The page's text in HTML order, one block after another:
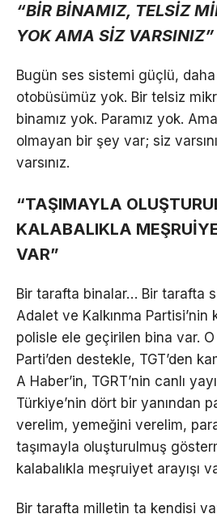
“BİR BİNAMIZ, TELSİZ
YOK AMA SİZ VARSINIZ”
Bugün ses sistemi güçlü,
otobüsümüz yok. Bir telsiz
binamız yok. Paramız yok.
olmayan bir şey var; siz
varsınız.
“TAŞIMAYLA
KALABALIKLA
VAR”
Bir tarafta binalar… Bir tarafta
Adalet ve Kalkınma
polisle ele geçirilen bina var.
Parti’den destekle, TGT’den
A Haber’in, TGRT’nin canlı
Türkiye’nin dört bir yanından
verelim, yemeğini verelim,
taşımayla oluşturulmuş
kalabalıkla meşruiyet arayışı
Bir tarafta milletin ta kendisi